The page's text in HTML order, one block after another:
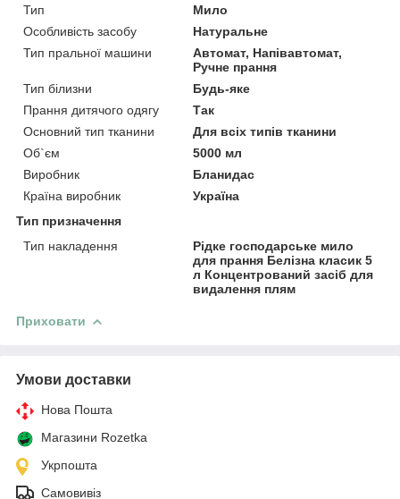
Тип
Мило
Особливість засобу
Натуральне
Тип пральної машини
Автомат, Напівавтомат,
Ручне прання
Тип білизни
Будь-яке
Прання дитячого одягу
Так
Основний тип тканини
Для всіх типів тканини
Об`єм
5000 мл
Виробник
Бланидас
Країна виробник
Україна
Тип призначення
Тип накладення
Рідке господарське мило
для прання Белізна класик 5
л Концентрований засіб для
видалення плям
Приховати
Умови доставки
Нова Пошта
Магазини Rozetka
Укрпошта
Самовивіз